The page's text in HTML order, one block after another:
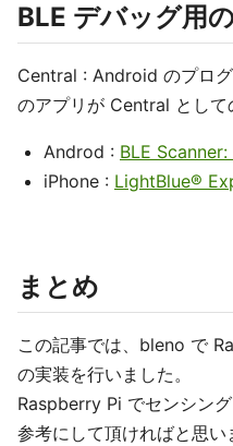
BLE デバッグ用
Central : Android のプロ
のアプリが Central として
Androd : BLE
iPhone : LightBlue®
まとめ
この記事では、bleno で
の実装を行いました。
Raspberry Pi でセンシン
参考にして頂ければと思い